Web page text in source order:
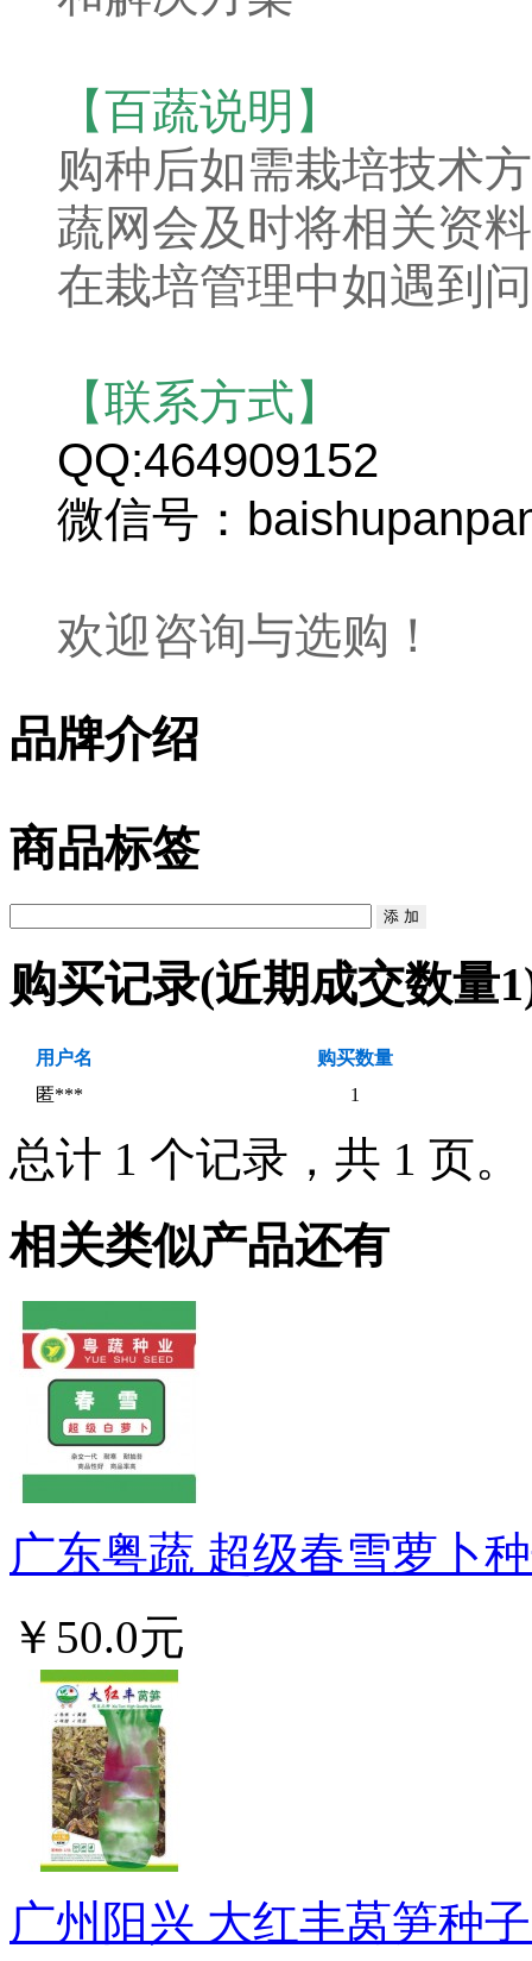
【百蔬说明】
购种后如需栽培技术
蔬网会及时将相关资
在栽培管理中如遇到
【联系方式】
QQ:464909152
微信号：
欢迎咨询与选购！
品牌介绍
商品标签
购买记录(近期成交数量1
用户名
购买数量
匿***
1
总计 1 个记录，共 1 页。
相关类似产品还有
广东粤蔬 超级春雪萝卜
￥50.0元
广州阳兴 大红丰莴笋种